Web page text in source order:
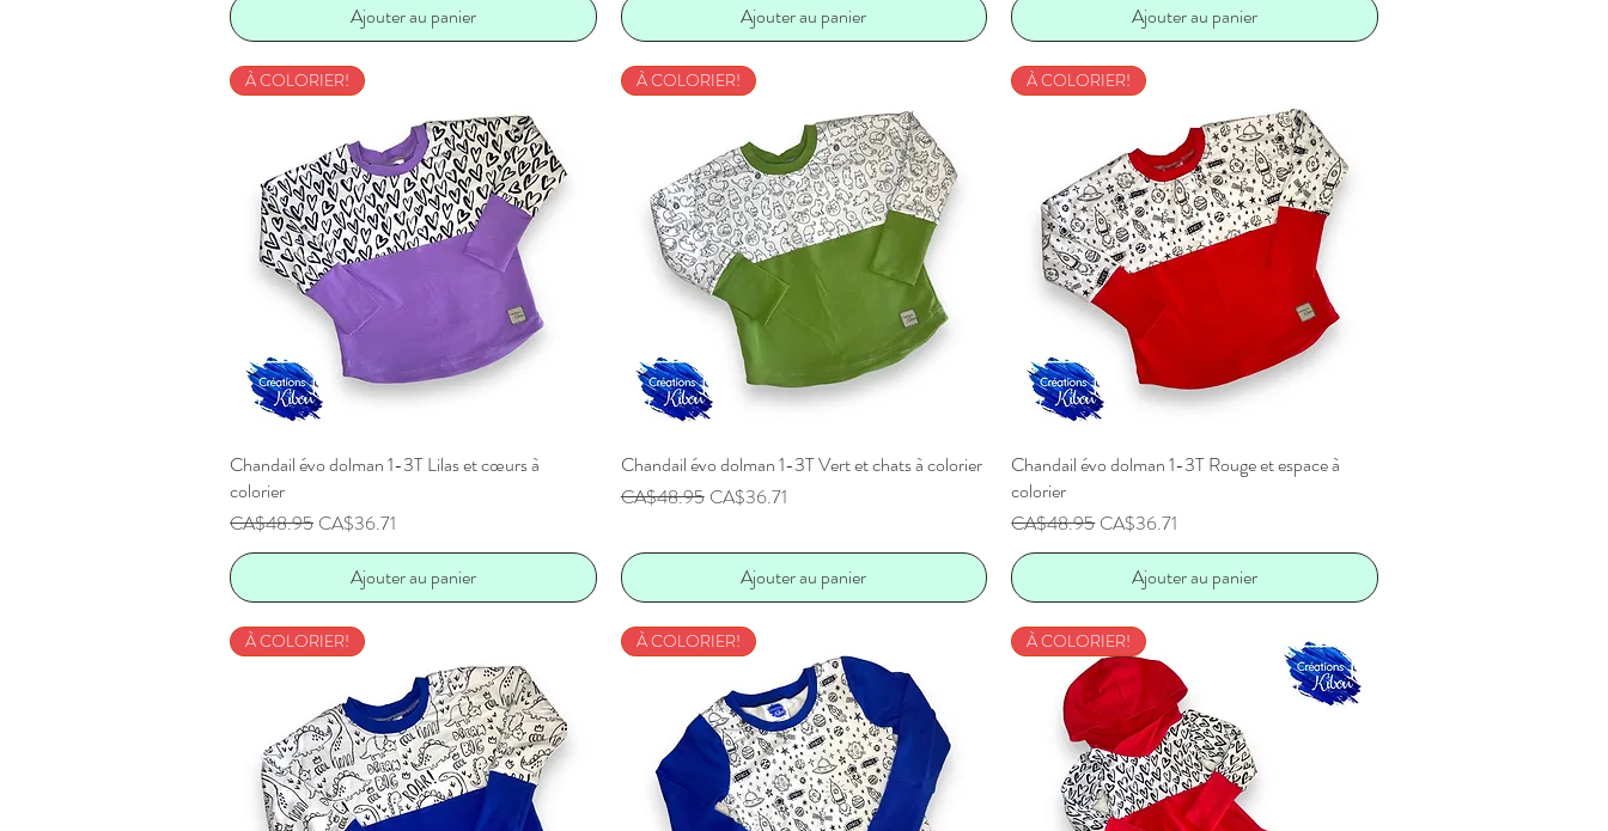
Ajouter au panier
Ajouter au panier
Ajouter au panier
Aperçu rapide
À COLORIER!
Chandail évo dolman 1-3T Lilas et cœurs à
colorier
Prix original
CA$48.95 Prix promotionnel
CA$36.71
Ajouter au panier
Aperçu rapide
À COLORIER!
Chandail évo dolman 1-3T Vert et chats à colorier
Prix original
CA$48.95 Prix promotionnel
CA$36.71
Ajouter au panier
Aperçu rapide
À COLORIER!
Chandail évo dolman 1-3T Rouge et espace à
colorier
Prix original
CA$48.95 Prix promotionnel
CA$36.71
Ajouter au panier
À COLORIER! À COLORIER! À COLORIER!